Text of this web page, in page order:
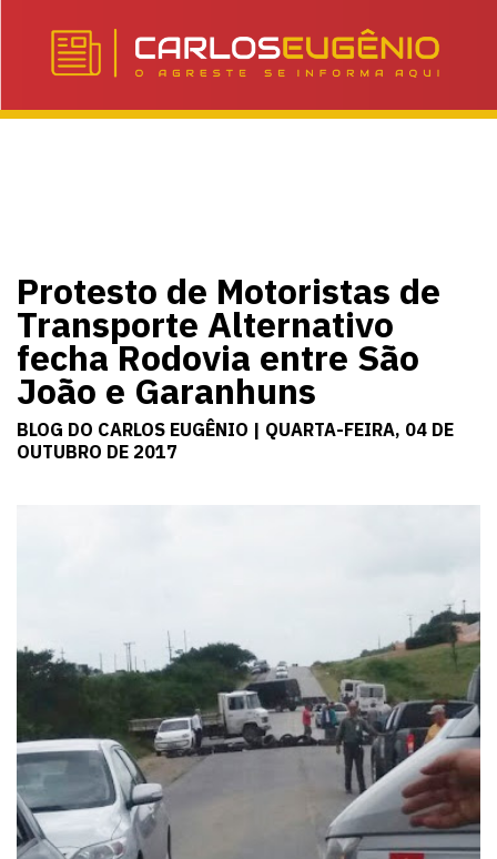
Protesto de Motoristas de
Transporte Alternativo
fecha Rodovia entre São
João e Garanhuns
BLOG DO CARLOS EUGÊNIO | QUARTA-FEIRA, 04 DE
OUTUBRO DE 2017